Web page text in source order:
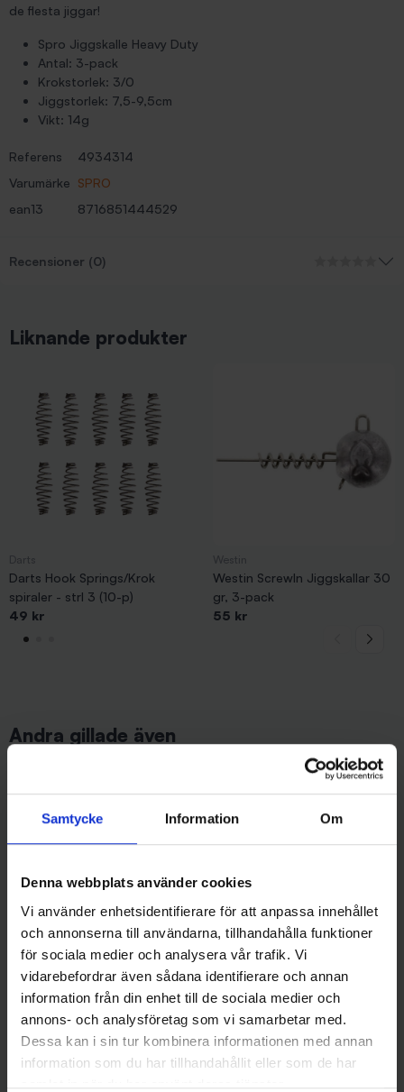
Samtycke Information Om
Denna webbplats använder cookies
Vi använder enhetsidentifierare för att anpassa innehållet
och annonserna till användarna, tillhandahålla funktioner
för sociala medier och analysera vår trafik. Vi
vidarebefordrar även sådana identifierare och annan
information från din enhet till de sociala medier och
annons- och analysföretag som vi samarbetar med.
Dessa kan i sin tur kombinera informationen med annan
information som du har tillhandahållit eller som de har
samlat in när du har använt deras tjänster.
de flesta jiggar!
Spro Jiggskalle Heavy Duty
Antal: 3-pack
Krokstorlek: 3/0
Jiggstorlek: 7,5-9,5cm
Vikt: 14g
Referens
4934314
Varumärke SPRO
ean13
8716851444529
Recensioner (0)
Liknande produkter
Darts Hook Springs/Krok
spiraler - strl 3 (10-p)
49 kr
Westin ScrewIn Jiggskallar 30
gr, 3-pack
55 kr
Andra gillade även
SPRO
Spro Jiggskalle, 10g, 5/0, 4-
pack
Mieko Predator
Mieko Stinger Havsfiske 15 cm
med spikes (2-pack)
79 kr